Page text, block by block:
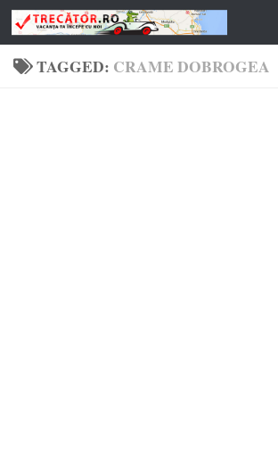
Skip to content
TAGGED: CRAME DOBROGEA